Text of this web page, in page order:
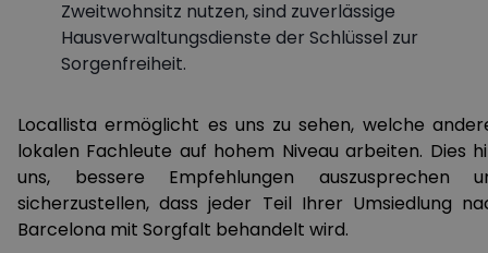
Zweitwohnsitz nutzen, sind zuverlässige
Hausverwaltungsdienste der Schlüssel zur
Sorgenfreiheit.
Locallista ermöglicht es uns zu sehen, welche
lokalen Fachleute auf hohem Niveau arbeiten. Dies
uns, bessere Empfehlungen auszusprechen
sicherzustellen, dass jeder Teil Ihrer Umsiedlung
Barcelona mit Sorgfalt behandelt wird.